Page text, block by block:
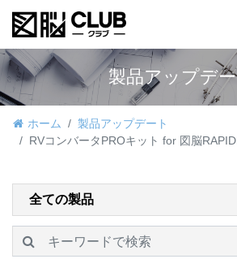
製品アップデー
ホーム
製品アップデート
RVコンバータPROキット for 図脳
検索